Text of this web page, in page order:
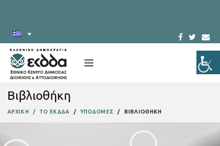
Βιβλιοθήκη
ΑΡΧΙΚΗ ΤΟ ΕΚΔΔΑ ΥΠΟΔΟΜΕΣ ΒΙΒΛΙΟΘΗΚΗ